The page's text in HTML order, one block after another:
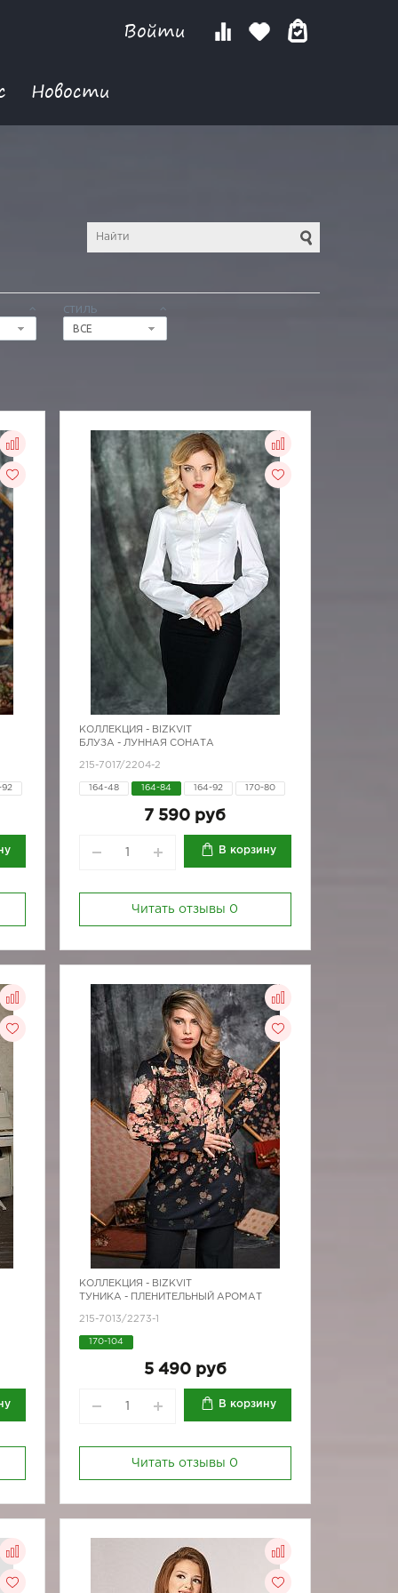
Войти
Новости
СТИЛЬ
ВСЕ
92
КОЛЛЕКЦИЯ - BIZKVIT
БЛУЗА - ЛУННАЯ СОНАТА
215-7017/2204-2
164-48 164-84 164-92 170-80
7 590 руб
В корзину
Читать отзывы 0
КОЛЛЕКЦИЯ - BIZKVIT
ТУНИКА - ПЛЕНИТЕЛЬНЫЙ АРОМАТ
215-7013/2273-1
170-104
5 490 руб
В корзину
Читать отзывы 0